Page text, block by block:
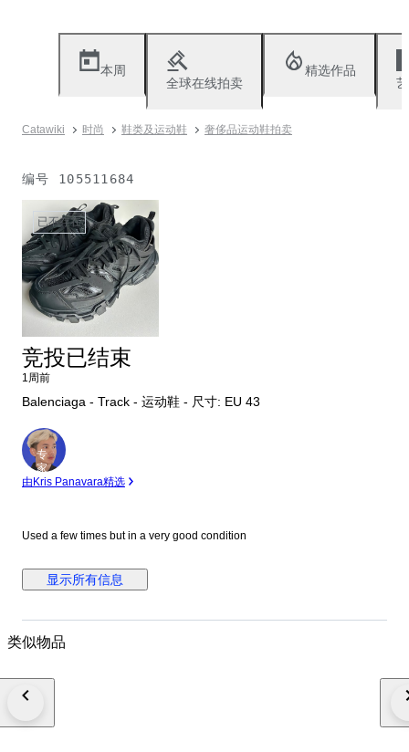
本周
全球在线拍卖
精选作品
Catawiki 时尚 鞋类及运动鞋 奢侈品运动鞋拍卖
编号 105511684
已不存在
竞投已结束
1周前
Balenciaga - Track - 运动鞋 - 尺寸: EU 43
专
家
由Kris Panavara精选
Used a few times but in a very good condition
显示所有信息
类似物品